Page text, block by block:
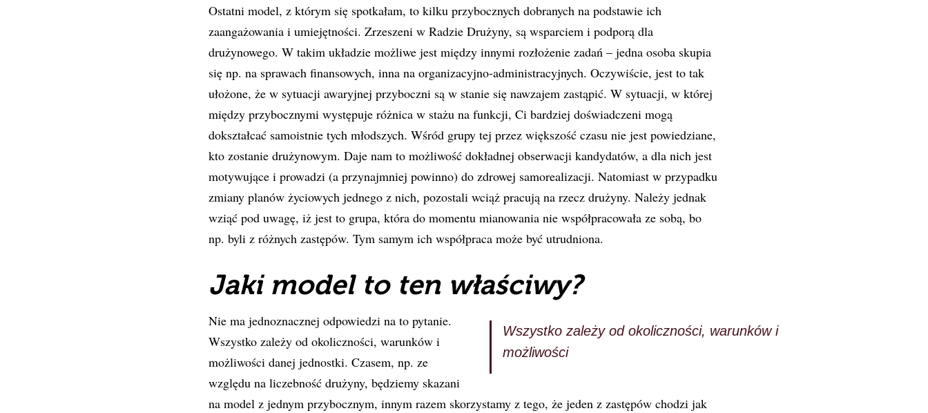
Ostatni model, z którym się spotkałam, to kilku przybocznych dobranych na podstawie ich
zaangażowania i umiejętności. Zrzeszeni w Radzie Drużyny, są wsparciem i podporą dla
drużynowego. W takim układzie możliwe jest między innymi rozłożenie zadań – jedna osoba skupia
się np. na sprawach finansowych, inna na organizacyjno-administracyjnych. Oczywiście, jest to tak
ułożone, że w sytuacji awaryjnej przyboczni są w stanie się nawzajem zastąpić. W sytuacji, w której
między przybocznymi występuje różnica w stażu na funkcji, Ci bardziej doświadczeni mogą
dokształcać samoistnie tych młodszych. Wśród grupy tej przez większość czasu nie jest powiedziane,
kto zostanie drużynowym. Daje nam to możliwość dokładnej obserwacji kandydatów, a dla nich jest
motywujące i prowadzi (a przynajmniej powinno) do zdrowej samorealizacji. Natomiast w przypadku
zmiany planów życiowych jednego z nich, pozostali wciąż pracują na rzecz drużyny. Należy jednak
wziąć pod uwagę, iż jest to grupa, która do momentu mianowania nie współpracowała ze sobą, bo
np. byli z różnych zastępów. Tym samym ich współpraca może być utrudniona.
Jaki model to ten właściwy?
Wszystko zależy od okoliczności, warunków i
możliwości
Nie ma jednoznacznej odpowiedzi na to pytanie.
Wszystko zależy od okoliczności, warunków i
możliwości danej jednostki. Czasem, np. ze
względu na liczebność drużyny, będziemy skazani
na model z jednym przybocznym, innym razem skorzystamy z tego, że jeden z zastępów chodzi jak